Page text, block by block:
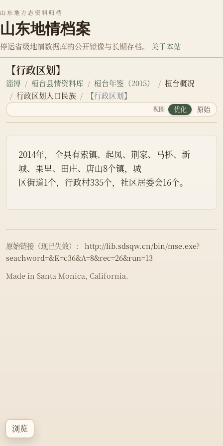
山东地方志资料归档
山东地情档案
停运省级地情数据库的公开镜像与长期存档。 关于本站
【行政区划】
淄博 桓台县情资料库 桓台年鉴（2015）
桓台概况
行政区划人口民族
【行政区划】
视图 优化 原始
浏览
2014年， 全县有索镇、起凤、荆家、马桥、新
城、果里、田庄、唐山8个镇，城
区街道1个，行政村335个，社区居委会16个。
原始链接（现已失效）：
http://lib.sdsqw.cn/bin/mse.exe?
seachword=&K=c36&A=8&rec=26&run=13
Made in Santa Monica, California.